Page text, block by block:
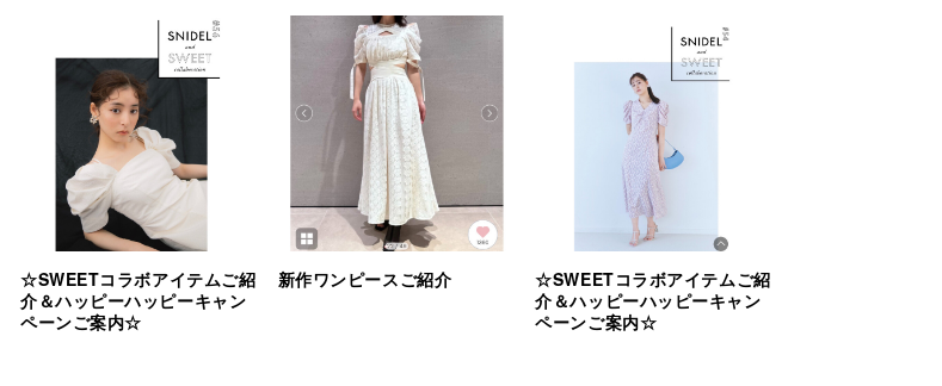
☆SWEETコラボアイテムご紹
介＆ハッピーハッピーキャン
ペーンご案内☆
新作ワンピースご紹介
☆SWEETコラボアイテムご紹
介＆ハッピーハッピーキャン
ペーンご案内☆